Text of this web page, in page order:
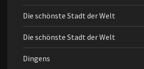
Die schönste Stadt der Welt
Die schönste Stadt der Welt
Dingens